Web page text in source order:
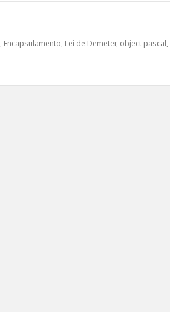
, Encapsulamento, Lei de Demeter, object pascal,